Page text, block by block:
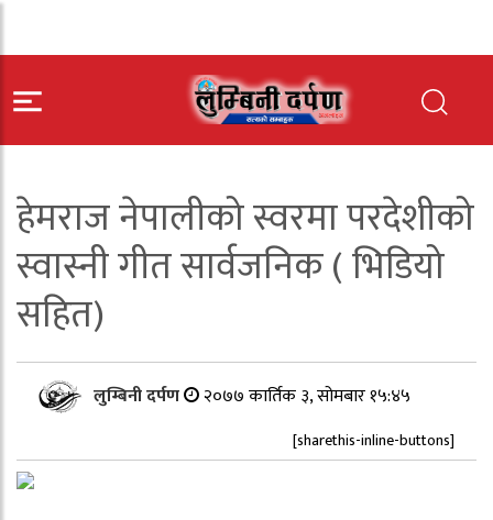
हेमराज नेपालीको स्वरमा परदेशीको
स्वास्नी गीत सार्वजनिक ( भिडियो
सहित)
लुम्बिनी दर्पण २०७७ कार्तिक ३, सोमबार १५:४५
[sharethis-inline-buttons]